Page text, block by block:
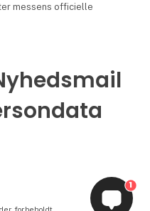
messens officielle
1